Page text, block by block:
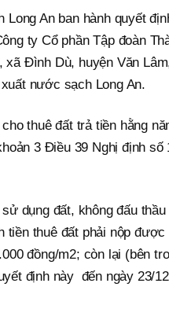
Long An ban hành quyết
ty Cổ phần Tập đoàn
Đình Dù, huyện Văn
nước sạch Long An.
thuê đất trả tiền hằng
3 Điều 39 Nghị định
dụng đất, không đấu
tiền thuê đất phải nộp
đồng/m2; còn lại (bên
định này đến ngày 23/